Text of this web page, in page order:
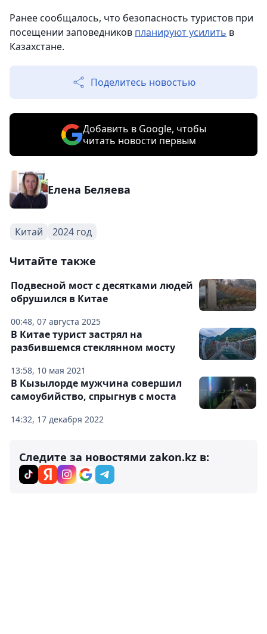
Ранее сообщалось, что безопасность туристов при
посещении заповедников планируют усилить в
Казахстане.
Поделитесь новостью
Добавить в Google, чтобы
читать новости первым
Елена Беляева
Китай 2024 год
Читайте также
00:48, 07 августа 2025
Подвесной мост с десятками людей
обрушился в Китае
13:58, 10 мая 2021
В Китае турист застрял на
разбившемся стеклянном мосту
14:32, 17 декабря 2022
В Кызылорде мужчина совершил
самоубийство, спрыгнув с моста
Следите за новостями zakon.kz в: